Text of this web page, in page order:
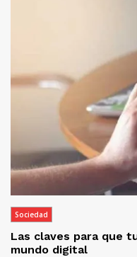
Sociedad
Las claves para que
mundo digital